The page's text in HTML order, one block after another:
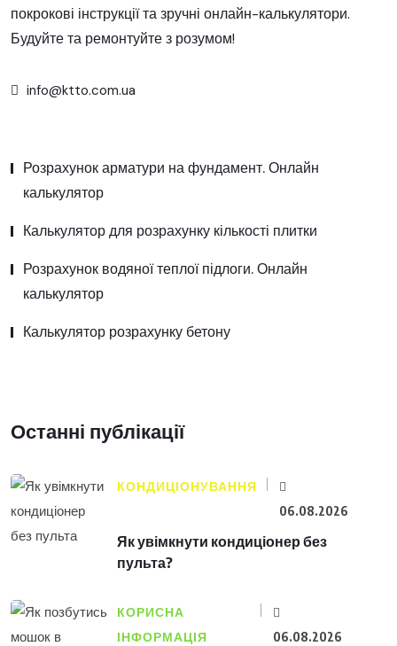
покрокові інструкції та зручні онлайн-калькулятори.
Будуйте та ремонтуйте з розумом!
info@ktto.com.ua
Розрахунок арматури на фундамент. Онлайн
калькулятор
Калькулятор для розрахунку кількості плитки
Розрахунок водяної теплої підлоги. Онлайн
калькулятор
Калькулятор розрахунку бетону
Останні публікації
КОНДИЦІОНУВАННЯ
06.08.2026
Як увімкнути кондиціонер без
пульта?
КОРИСНА
ІНФОРМАЦІЯ
06.08.2026